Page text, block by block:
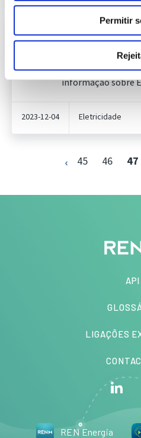
Permitir
Informação
Eletroprodutor
Publicação com
informação sobre
2023-12-04 Eletricidade
45 46 47
API
LIGAÇÕES
REN Energia